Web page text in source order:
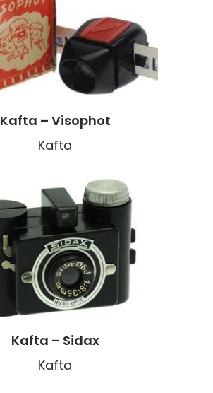
Kafta – Visophot
Kafta
Kafta – Sidax
Kafta